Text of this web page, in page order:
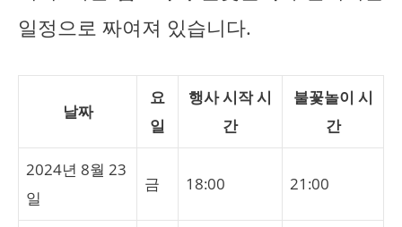
일정으로 짜여져 있습니다.
날짜
요
일
행사 시작 시
간
불꽃놀이 시
간
2024년 8월 23
일
금 18:00 21:00